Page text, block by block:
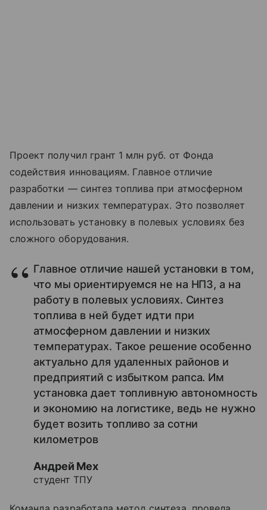
Проект получил грант 1 млн руб. от Фонда
содействия инновациям. Главное отличие
разработки — синтез топлива при атмосферном
давлении и низких температурах. Это позволяет
использовать установку в полевых условиях без
сложного оборудования.
Главное отличие нашей установки в том,
что мы ориентируемся не на НПЗ, а на
работу в полевых условиях. Синтез
топлива в ней будет идти при
атмосферном давлении и низких
температурах. Такое решение особенно
актуально для удаленных районов и
предприятий с избытком рапса. Им
установка дает топливную автономность
и экономию на логистике, ведь не нужно
будет возить топливо за сотни
километров
Андрей Мех
студент ТПУ